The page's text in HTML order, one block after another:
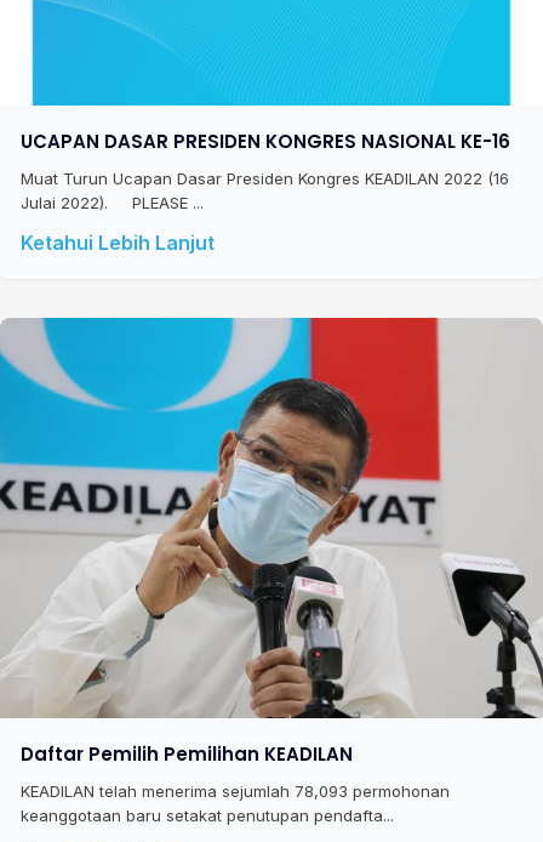
UCAPAN DASAR PRESIDEN KONGRES NASIONAL KE-16
Muat Turun Ucapan Dasar Presiden Kongres KEADILAN 2022 (16
Julai 2022). PLEASE ...
Ketahui Lebih Lanjut
Daftar Pemilih Pemilihan KEADILAN
KEADILAN telah menerima sejumlah 78,093 permohonan
keanggotaan baru setakat penutupan pendafta...